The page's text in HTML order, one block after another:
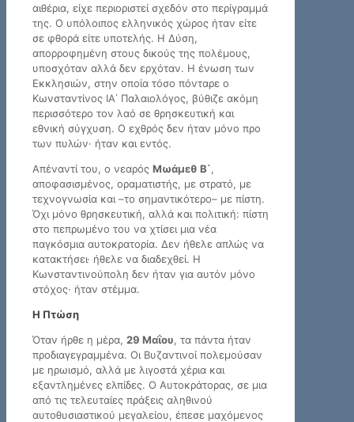
αιθέρια, είχε περιοριστεί σχεδόν στο περίγραμμά
της. Ο υπόλοιπος ελληνικός χώρος ήταν είτε
σε φθορά είτε υποτελής. Η Δύση,
απορροφημένη στους δικούς της πολέμους,
υποσχόταν αλλά δεν ερχόταν. Η ένωση των
Εκκλησιών, στην οποία τόσο πόνταρε ο
Κωνσταντίνος ΙΑ΄ Παλαιολόγος, βύθιζε ακόμη
περισσότερο τον λαό σε θρησκευτική και
εθνική σύγχυση. Ο εχθρός δεν ήταν μόνο προ
των πυλών· ήταν και εντός.
Απέναντί του, ο νεαρός Μωάμεθ Β΄,
αποφασισμένος, οραματιστής, με στρατό, με
τεχνογνωσία και –το σημαντικότερο– με πίστη.
Όχι μόνο θρησκευτική, αλλά και πολιτική: πίστη
στο πεπρωμένο του να χτίσει μια νέα
παγκόσμια αυτοκρατορία. Δεν ήθελε απλώς να
κατακτήσει· ήθελε να διαδεχθεί. Η
Κωνσταντινούπολη δεν ήταν για αυτόν μόνο
στόχος· ήταν στέμμα.
Η Πτώση
Όταν ήρθε η μέρα, 29 Μαΐου, τα πάντα ήταν
προδιαγεγραμμένα. Οι Βυζαντινοί πολεμούσαν
με ηρωισμό, αλλά με λιγοστά χέρια και
εξαντλημένες ελπίδες. Ο Αυτοκράτορας, σε μια
από τις τελευταίες πράξεις αληθινού
αυτοθυσιαστικού μεγαλείου, έπεσε μαχόμενος